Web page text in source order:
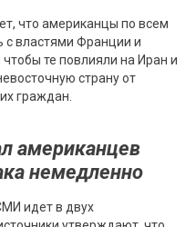
что американцы по всем
с властями Франции и
те повлияли на Иран и
страну от
граждан.
американцев
немедленно
идет в двух